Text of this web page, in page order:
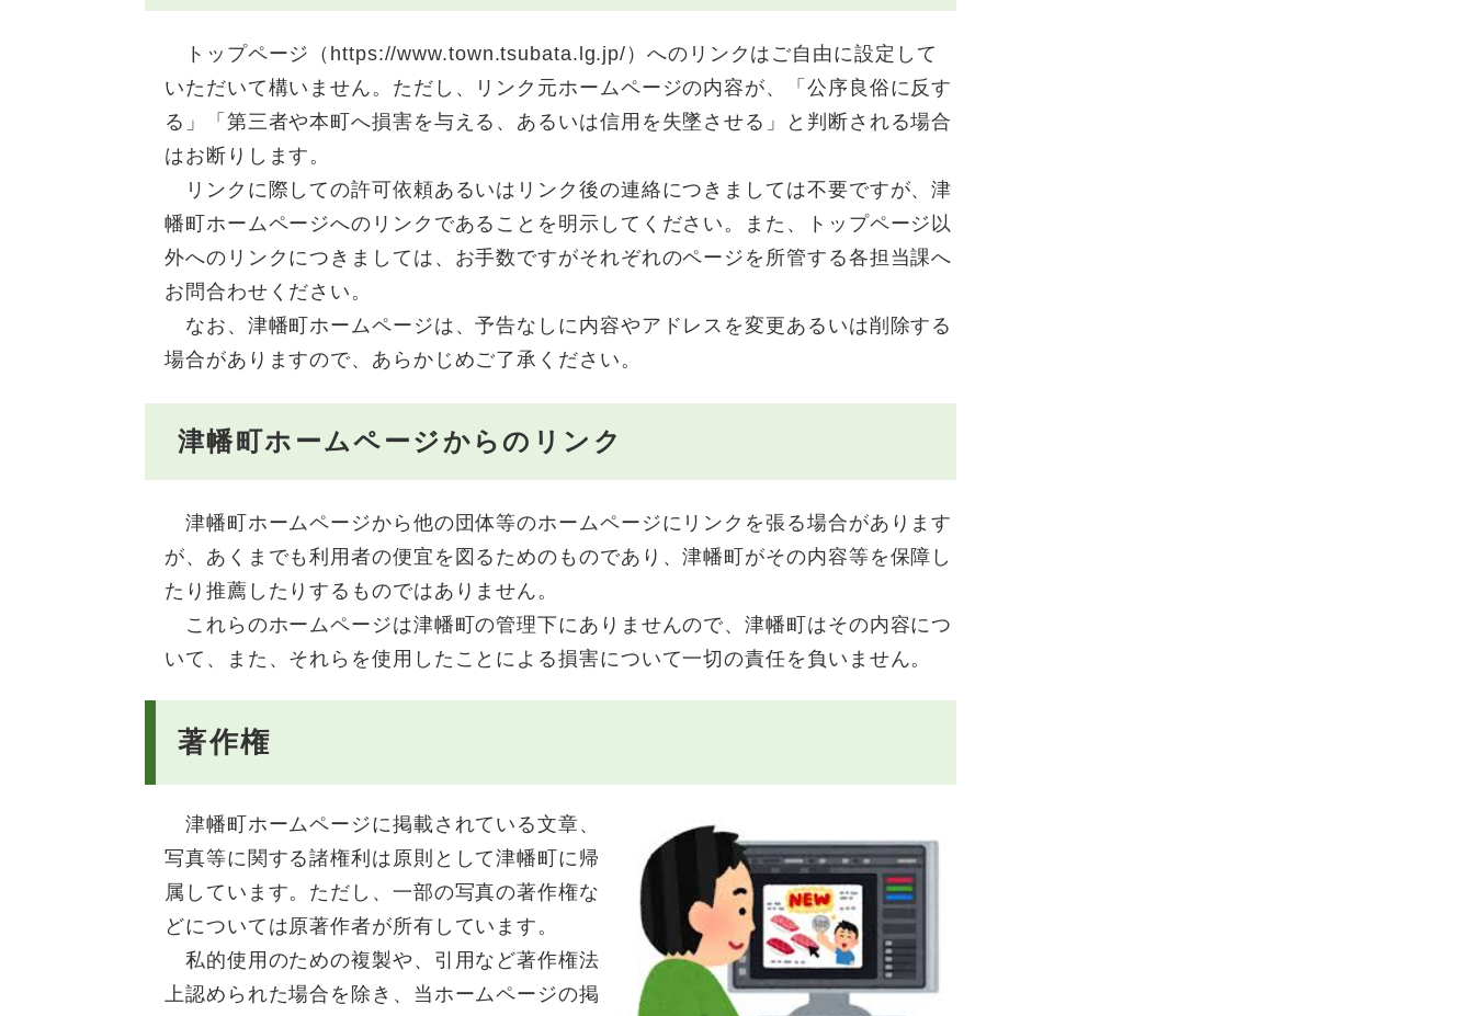
トップページ（https://www.town.tsubata.lg.jp/）へのリンクはご自由に設定して
いただいて構いません。ただし、リンク元ホームページの内容が、「公序良俗に反す
る」「第三者や本町へ損害を与える、あるいは信用を失墜させる」と判断される場合
はお断りします。
リンクに際しての許可依頼あるいはリンク後の連絡につきましては不要ですが、津
幡町ホームページへのリンクであることを明示してください。また、トップページ以
外へのリンクにつきましては、お手数ですがそれぞれのページを所管する各担当課へ
お問合わせください。
なお、津幡町ホームページは、予告なしに内容やアドレスを変更あるいは削除する
場合がありますので、あらかじめご了承ください。
津幡町ホームページからのリンク
津幡町ホームページから他の団体等のホームページにリンクを張る場合があります
が、あくまでも利用者の便宜を図るためのものであり、津幡町がその内容等を保障し
たり推薦したりするものではありません。
これらのホームページは津幡町の管理下にありませんので、津幡町はその内容につ
いて、また、それらを使用したことによる損害について一切の責任を負いません。
著作権
津幡町ホームページに掲載されている文章、
写真等に関する諸権利は原則として津幡町に帰
属しています。ただし、一部の写真の著作権な
どについては原著作者が所有しています。
私的使用のための複製や、引用など著作権法
上認められた場合を除き、当ホームページの掲